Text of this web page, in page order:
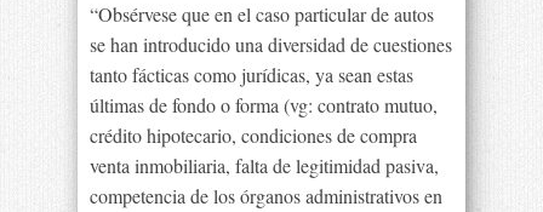
“Obsérvese que en el caso particular de autos
se han introducido una diversidad de cuestiones
tanto fácticas como jurídicas, ya sean estas
últimas de fondo o forma (vg: contrato mutuo,
crédito hipotecario, condiciones de compra
venta inmobiliaria, falta de legitimidad pasiva,
competencia de los órganos administrativos en